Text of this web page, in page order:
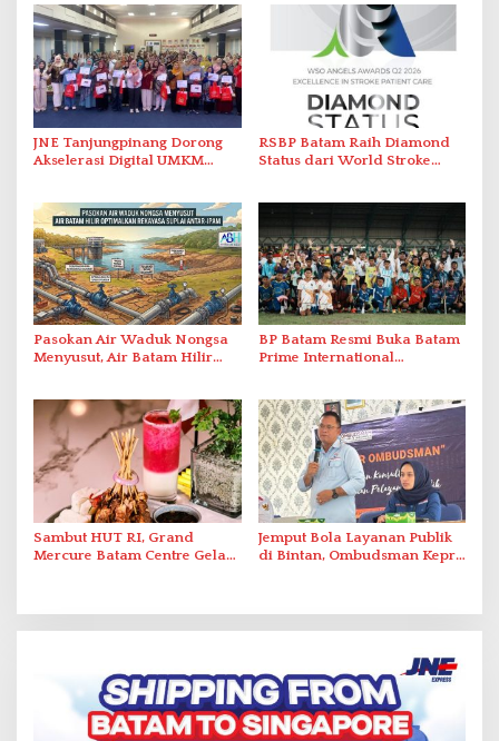
JNE Tanjungpinang Dorong
Akselerasi Digital UMKM
RSBP Batam Raih Diamond
Status dari World Stroke
Berstandar Internasional
Pasokan Air Waduk Nongsa
Menyusut, Air Batam Hilir
BP Batam Resmi Buka Batam
Prime International
Abdul Jamal
Sambut HUT RI, Grand
Mercure Batam Centre Gelar
Jemput Bola Layanan Publik
di Bintan, Ombudsman Kepri